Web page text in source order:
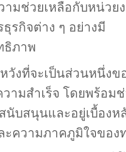
ามช่วยเหลือกับหน่วย
ธุรกิจต่าง ๆ อย่างมี
ธิภาพ
หวังที่จะเป็นส่วนหนึ่งข
วามสำเร็จ โดยพร้อม
นับสนุนและอยู่เบื้องห
ะความภาคภูมิใจของ